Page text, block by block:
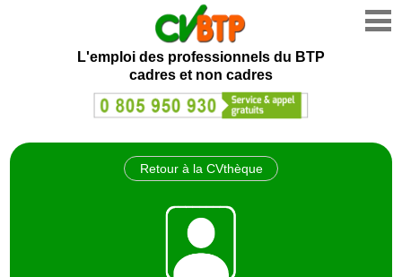
L'emploi des professionnels du BTP
cadres et non cadres
Retour à la CVthèque